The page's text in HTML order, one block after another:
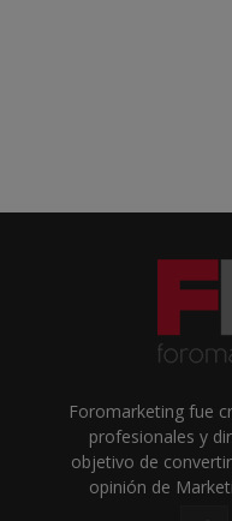
Foromarketing fue
profesionales y
objetivo de
opinión de